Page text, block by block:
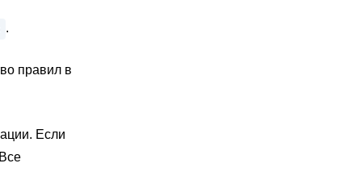
.
правил в
Если